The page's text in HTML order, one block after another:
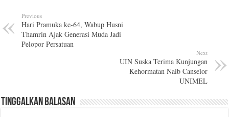
Previous
Hari Pramuka ke-64, Wabup Husni
Thamrin Ajak Generasi Muda Jadi
Pelopor Persatuan
Next
UIN Suska Terima Kunjungan
Kehormatan Naib Canselor
UNIMEL
Tinggalkan Balasan